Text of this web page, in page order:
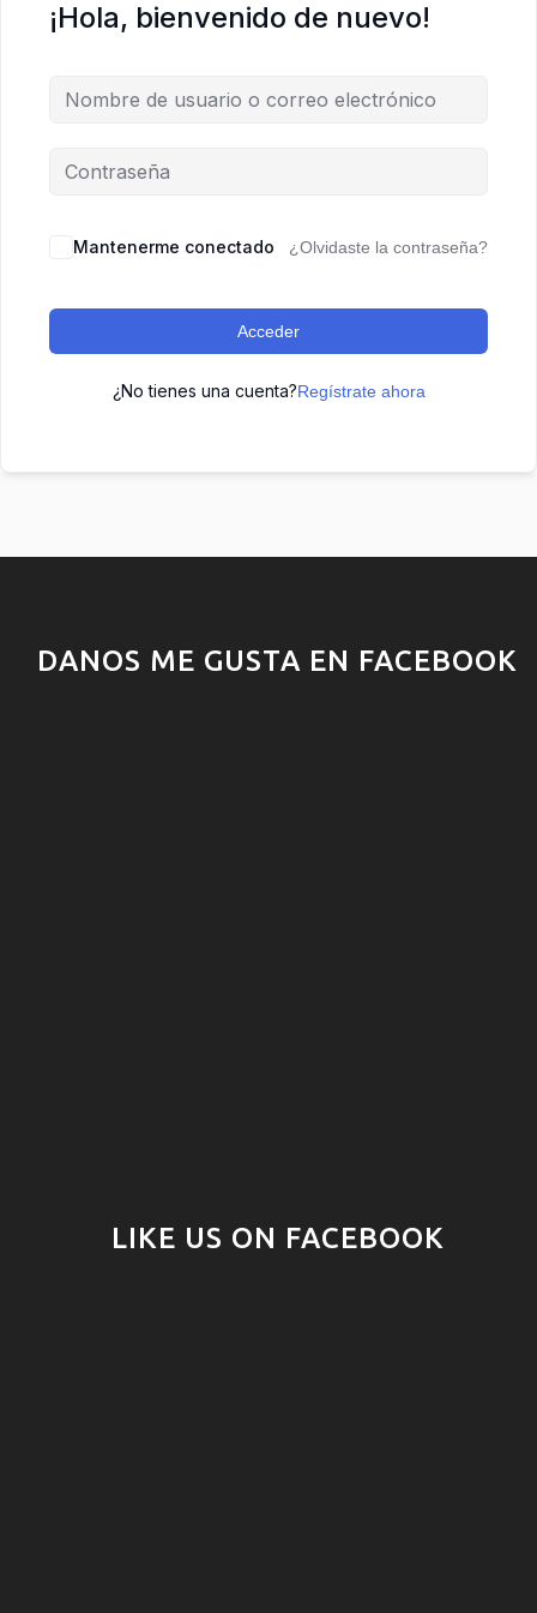
¡Hola, bienvenido de nuevo!
Mantenerme conectado ¿Olvidaste la contraseña?
Acceder
¿No tienes una cuenta?Regístrate ahora
DANOS ME GUSTA EN FACEBOOK
LIKE US ON FACEBOOK